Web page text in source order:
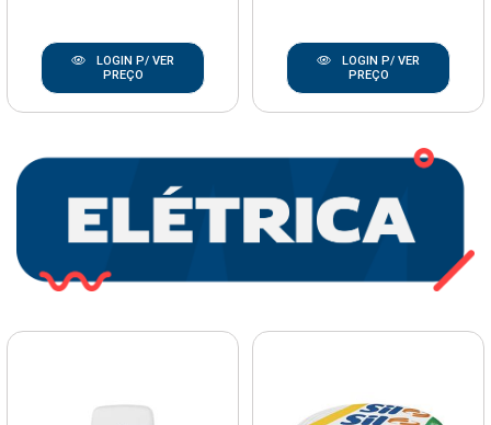
LOGIN P/ VER
PREÇO
LOGIN P/ VER
PREÇO